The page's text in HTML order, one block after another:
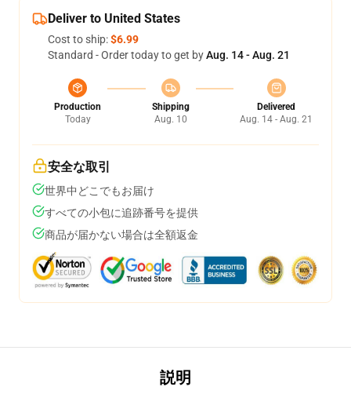
Deliver to United States
Cost to ship:$6.99
Standard - Order today to get byAug. 14 - Aug. 21
Production
Today
Shipping
Aug. 10
Delivered
Aug. 14 - Aug. 21
安全な取引
世界中どこでもお届け
すべての小包に追跡番号を提供
商品が届かない場合は全額返金
説明